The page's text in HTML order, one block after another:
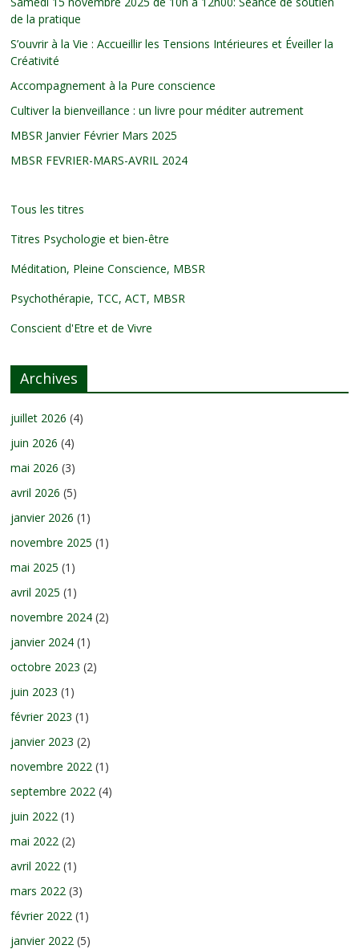
de la pratique
S’ouvrir à la Vie : Accueillir les Tensions Intérieures et Éveiller la
Créativité
Accompagnement à la Pure conscience
Cultiver la bienveillance : un livre pour méditer autrement
MBSR Janvier Février Mars 2025
MBSR FEVRIER-MARS-AVRIL 2024
Tous les titres
Titres Psychologie et bien-être
Méditation, Pleine Conscience, MBSR
Psychothérapie, TCC, ACT, MBSR
Conscient d'Etre et de Vivre
Archives
juillet 2026 (4)
juin 2026 (4)
mai 2026 (3)
avril 2026 (5)
janvier 2026 (1)
novembre 2025 (1)
mai 2025 (1)
avril 2025 (1)
novembre 2024 (2)
janvier 2024 (1)
octobre 2023 (2)
juin 2023 (1)
février 2023 (1)
janvier 2023 (2)
novembre 2022 (1)
septembre 2022 (4)
juin 2022 (1)
mai 2022 (2)
avril 2022 (1)
mars 2022 (3)
février 2022 (1)
janvier 2022 (5)